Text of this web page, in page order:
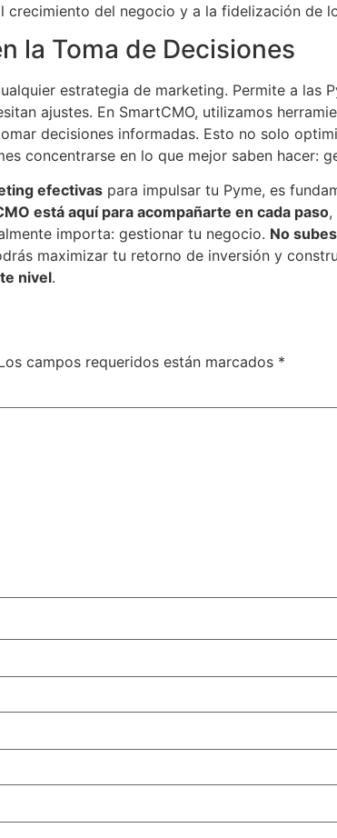
del negocio y a la fidelización de
la Toma de Decisiones
estrategia de marketing. Permite a las
ajustes. En SmartCMO, utilizamos
decisiones informadas. Esto no solo
concentrarse en lo que mejor saben hacer:
efectivas para impulsar tu Pyme, es
está aquí para acompañarte en cada paso,
importa: gestionar tu negocio. No
maximizar tu retorno de inversión y
nivel.
campos requeridos están marcados *